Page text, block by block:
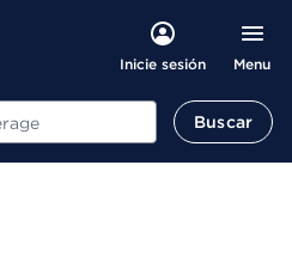
Inicie sesión Menu
Buscar